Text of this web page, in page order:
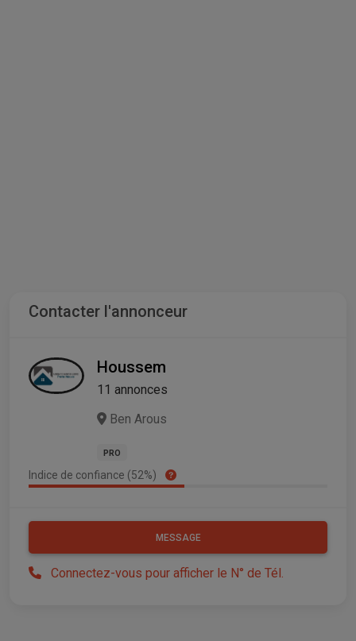
Contacter l'annonceur
Houssem
11 annonces
Ben Arous
PRO
Indice de confiance (52%)
MESSAGE
Connectez-vous pour afficher le N° de Tél.